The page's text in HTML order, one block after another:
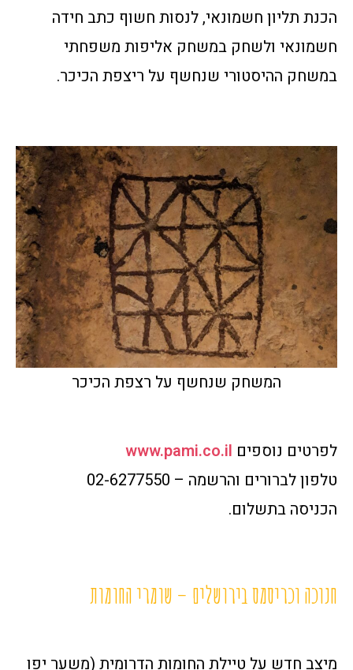
הכנת תליון חשמונאי, לנסות חשוף כתב חידה
חשמונאי ולשחק במשחק אליפות משפחתי
במשחק ההיסטורי שנחשף על ריצפת הכיכר.
המשחק שנחשף על רצפת הכיכר
לפרטים נוספים
טלפון לברורים והרשמה – 02-6277550
הכניסה בתשלום.
חנוכה וכריסמס בירושלים – שומרי החומות
מיצב חדש על טיילת החומות הדרומית (משער יפו